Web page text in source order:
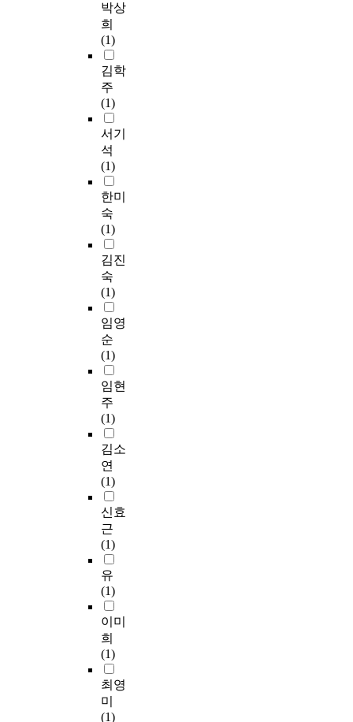
박상
희
(1)
김학
주
(1)
서기
석
(1)
한미
숙
(1)
김진
숙
(1)
임영
순
(1)
임현
주
(1)
김소
연
(1)
신효
근
(1)
유
(1)
이미
희
(1)
최영
미
(1)